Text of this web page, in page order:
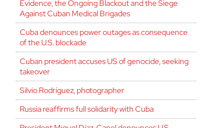
Evidence, the Ongoing Blackout and the Siege
Against Cuban Medical Brigades
Cuba denounces power outages as consequence
of the U.S. blockade
Cuban president accuses US of genocide, seeking
takeover
Silvio Rodríguez, photographer
Russia reaffirms full solidarity with Cuba